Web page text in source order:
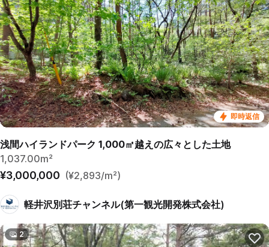
即時返信
浅間ハイランドパーク 1,000㎡越えの広々とした土地
1,037.00m²
¥3,000,000 (¥2,893/m²)
軽井沢別荘チャンネル(第一観光開発株式会社)
2